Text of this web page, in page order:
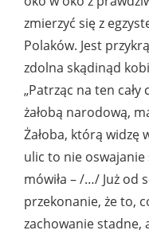
zmierzyć się z
Polaków. Jest
zdolna skądinąd
„Patrząc na ten
żałobą narodową,
Żałoba, którą widzę
ulic to nie
mówiła – /…/ Już od
przekonanie, że to,
zachowanie stadne,